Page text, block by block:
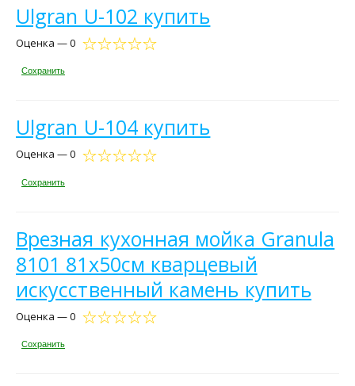
Ulgran U-102 купить
Оценка — 0
Сохранить
Ulgran U-104 купить
Оценка — 0
Сохранить
Врезная кухонная мойка Granula
8101 81х50см кварцевый
искусственный камень купить
Оценка — 0
Сохранить